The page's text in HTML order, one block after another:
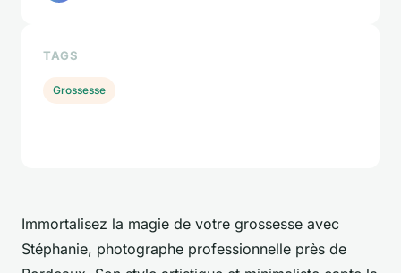
Immortalisez la magie de votre grossesse avec
Stéphanie, photographe professionnelle près de
TAGS
Grossesse